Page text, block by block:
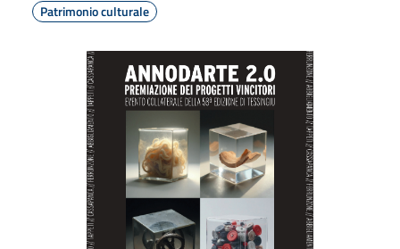
Patrimonio culturale